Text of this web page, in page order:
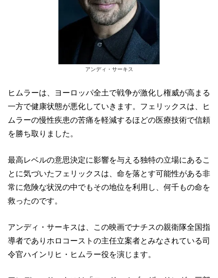
アンディ・サーキス
ヒムラーは、ヨーロッパ全土で戦争が激化し権威が高まる
一方で健康状態が悪化していきます。フェリックスは、ヒ
ムラーの慢性疾患の苦痛を軽減するほどの医療技術で信頼
を勝ち取りました。
最高レベルの意思決定に影響を与える独特の立場にあるこ
とに気づいたフェリックスは、命を落とす可能性がある非
常に危険な状況の中でもその地位を利用し、何千もの命を
救ったのです。
アンディ・サーキスは、この映画でナチスの親衛隊全国指
導者でありホロコーストの主任立案者とみなされている司
令官ハインリヒ・ヒムラー役を演じます。